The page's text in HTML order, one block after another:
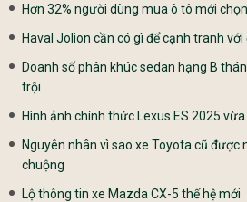
Hơn 32% người dùng mua ô tô mới
Haval Jolion cần có gì để cạnh tranh
Doanh số phân khúc sedan hạng B
trội
Hình ảnh chính thức Lexus ES 2025
Nguyên nhân vì sao xe Toyota cũ được
chuộng
Lộ thông tin xe Mazda CX-5 thế hệ mới